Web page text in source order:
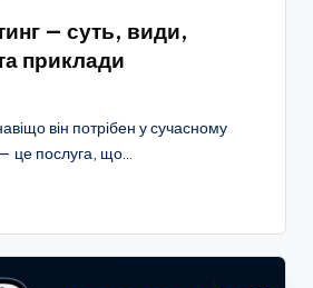
— суть, види,
приклади
він потрібен у сучасному
— це послуга, що…